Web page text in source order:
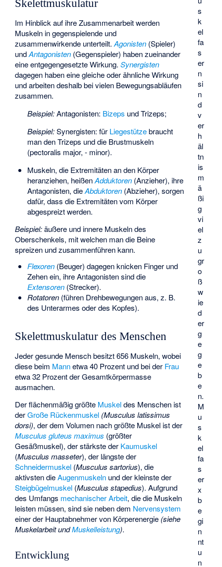
s
k
el
fa
s
er
n
si
n
d
v
er
h
äl
tn
is
m
ä
ßi
g
vi
el
z
u
gr
o
ß
w
ie
d
er
g
e
g
e
b
e
n.
M
u
s
k
el
fa
s
er
x
b
e
gi
n
nt
u
n
Skelettmuskulatur
Im Hinblick auf ihre Zusammenarbeit werden
Muskeln in gegenspielende und
zusammenwirkende unterteilt.Agonisten (Spieler)
undAntagonisten (Gegenspieler) haben zueinander
eine entgegengesetzte Wirkung.Synergisten
dagegen haben eine gleiche oder ähnliche Wirkung
und arbeiten deshalb bei vielen Bewegungsabläufen
zusammen.
Beispiel:Antagonisten: Bizeps undTrizeps;
Beispiel:Synergisten: für Liegestützebraucht
man denTrizeps und die Brustmuskeln
(pectoralis major, - minor).
Muskeln, die Extremitäten an den Körper
heranziehen, heißenAdduktoren(Anzieher), ihre
Antagonisten, dieAbduktoren(Abzieher), sorgen
dafür, dass die Extremitäten vom Körper
abgespreizt werden.
Beispiel:äußere und innere Muskeln des
Oberschenkels, mit welchen man die Beine
spreizen und zusammenführen kann.
Flexoren(Beuger) dagegen knicken Finger und
Zehen ein, ihre Antagonisten sind die
Extensoren(Strecker).
Rotatoren(führen Drehbewegungen aus, z. B.
des Unterarmes oder des Kopfes).
Skelettmuskulatur des Menschen
Jeder gesunde Mensch besitzt 656 Muskeln, wobei
diese beim Mannetwa 40 Prozent und bei der Frau
etwa 32 Prozent der Gesamtkörpermasse
ausmachen.
Der flächenmäßig größte Muskeldes Menschen ist
derGroße Rückenmuskel (Musculus latissimus
dorsi), der dem Volumen nach größte Muskel ist der
Musculus gluteus maximus (größter
Gesäßmuskel), der stärkste der Kaumuskel
(Musculus masseter), der längste der
Schneidermuskel (Musculus sartorius), die
aktivsten dieAugenmuskeln und der kleinste der
Steigbügelmuskel (Musculus stapedius). Aufgrund
des Umfangs mechanischer Arbeit, die die Muskeln
leisten müssen, sind sie neben dem Nervensystem
einer der Hauptabnehmer von Körperenergie (siehe
MuskelarbeitundMuskelleistung).
Entwicklung